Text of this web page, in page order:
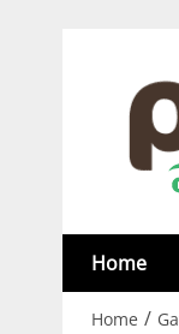
Home
Home /